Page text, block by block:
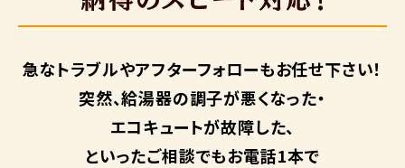
急なトラブルやアフターフォローもお任せ下さい！
突然、給湯器の調子が悪くなった・
エコキュートが故障した、
といったご相談でもお電話1本で